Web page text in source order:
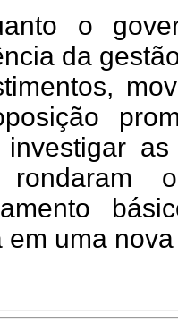
o
da
investigar
rondaram
em uma